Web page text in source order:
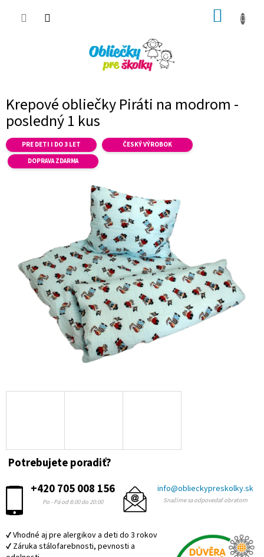
Krepové obliečky Piráti na modrom -
posledný 1 kus
PRE DETI I DO 3 LET
ČESKÝ VÝROBOK
DOPRAVA ZDARMA
Potrebujete poradiť?
+420 705 008 156
Po - Pá od 8:00 do 20:00
info@oblieckypreskolky.sk
Snažíme sa odpovedať obratom
✔ Vhodné aj pre alergikov a deti do 3 rokov
✔ Záruka stálofarebnosti, pevnosti a